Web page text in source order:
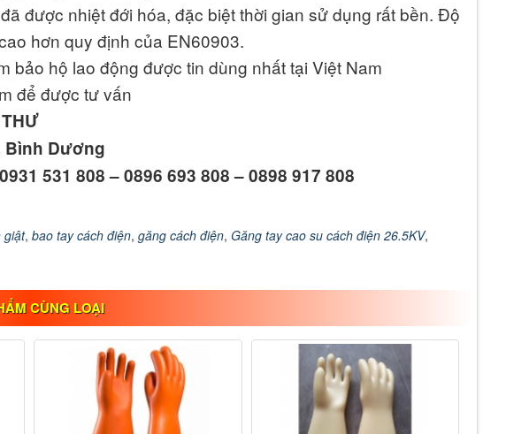
được nhiệt đới hóa, đặc biệt thời gian sử dụng rất bền. Độ
hơn quy định của EN60903.
bảo hộ lao động được tin dùng nhất tại Việt Nam
để được tư vấn
Bình Dương
531 808 – 0896 693 808 – 0898 917 808
giật,bao tay cách điện,găng cách điện,Găng tay cao su cách điện 26.5KV,
CÙNG LOẠI